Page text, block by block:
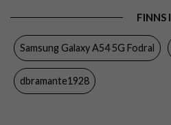
Färg
Varumärke
FINNS I
Samsung Galaxy A54 5G Fodral
dbramante1928